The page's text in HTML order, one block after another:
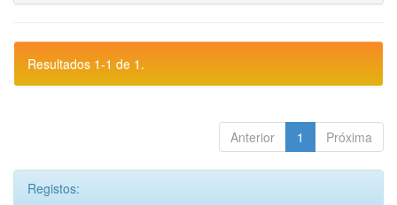
Resultados 1-1 de 1.
Anterior 1 Próxima
Registos: